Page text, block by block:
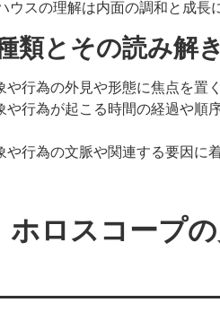
ウスの理解は内面の調和と成長
類とその読み解
行為の外見や形態に焦点を置
や行為が起こる時間の経過や順
や行為の文脈や関連する要因に
ホロスコープ